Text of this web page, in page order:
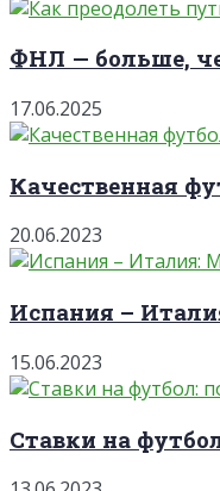
ФНЛ — больше,
17.06.2025
Качественная
20.06.2023
Испания –
15.06.2023
Ставки на